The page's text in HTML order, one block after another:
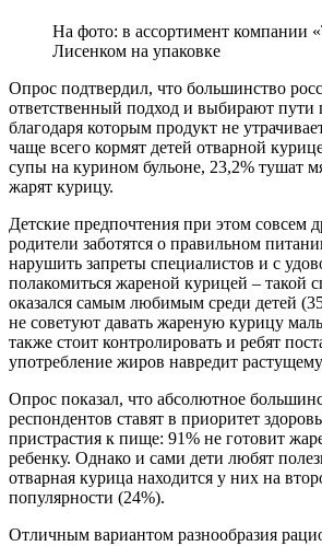
На фото: в ассортимент компании
Лисенком на упаковке
Опрос подтвердил, что большинство
ответственный подход и выбирают пути
благодаря которым продукт не
чаще всего кормят детей отварной
супы на курином бульоне, 23,2% тушат
жарят курицу.
Детские предпочтения при этом совсем
родители заботятся о правильном
нарушить запреты специалистов и с
полакомиться жареной курицей – такой
оказался самым любимым среди детей
не советуют давать жареную курицу
также стоит контролировать и ребят
употребление жиров навредит
Опрос показал, что абсолютное
респондентов ставят в приоритет
пристрастия к пище: 91% не готовит
ребенку. Однако и сами дети любят
отварная курица находится у них на
популярности (24%).
Отличным вариантом разнообразия